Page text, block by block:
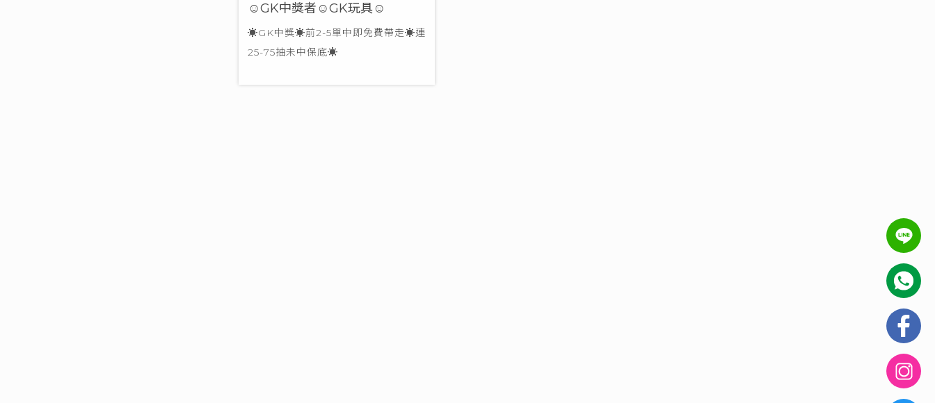
☺GK中獎者☺GK玩具☺
☀GK中獎☀前2-5單中即免費帶走☀連
25-75抽未中保底☀